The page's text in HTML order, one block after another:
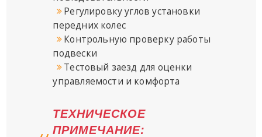
Регулировку углов установки
передних колес
Контрольную проверку работы
подвески
Тестовый заезд для оценки
управляемости и комфорта
ТЕХНИЧЕСКОЕ
ПРИМЕЧАНИЕ: